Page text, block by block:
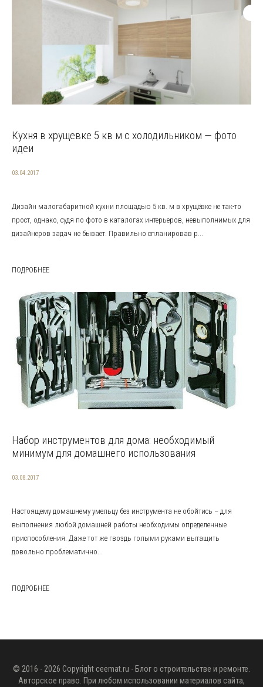
Кухня в хрущевке 5 кв м с холодильником — фото
идеи
03.04.2017
Дизайн малогабаритной кухни площадью 5 кв. м в хрущёвке не так-то
прост, однако, судя по фото в каталогах интерьеров, невыполнимых для
дизайнеров задач не бывает. Правильно спланировав р...
ПОДРОБНЕЕ
Набор инструментов для дома: необходимый
минимум для домашнего использования
03.08.2017
Настоящему домашнему умельцу без инструмента не обойтись – для
выполнения любой домашней работы необходимы определенные
приспособления. Даже тот же гвоздь голыми руками вытащить
довольно проблематично...
ПОДРОБНЕЕ
© 2016 - 2026 Copyright ceemat.ru - Блог о строительстве и ремонте.
Авторское право. При любом использовании материалов сайта,